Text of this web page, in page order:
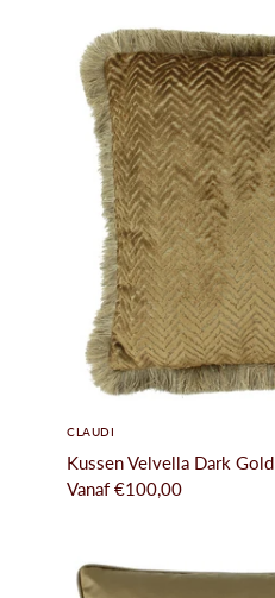
CLAUDI
Kussen Velvella Dark Gold
Vanaf €100,00